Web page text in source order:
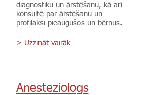
diagnostiku un ārstēšanu, kā arī
konsultē par ārstēšanu un
profilaksi pieaugušos un bērnus.
> Uzzināt vairāk
Anesteziologs